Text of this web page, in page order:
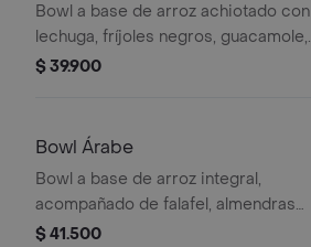
Bowl a base de arroz achiotado con
lechuga, fríjoles negros, guacamole,
carne molida y pico de gallo.
$ 39.900
Bowl Árabe
Bowl a base de arroz integral,
acompañado de falafel, almendras
fileteadas, tomate chonto, pepino,
$ 41.500